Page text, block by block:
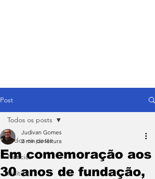
Post
Todos os posts
Notícias
Política
Todos os posts
Em comemoração aos
30 anos de fundação,
Judivan Gomes
2 min de leitura